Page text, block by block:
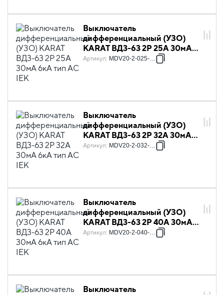
Выключатель
дифференциальный (УЗО)
KARAT ВД3-63 2P 25А 30мА
6кА тип AC IEK
Артикул: MDV20-2-025-030
Выключатель
дифференциальный (УЗО)
KARAT ВД3-63 2P 32А 30мА
6кА тип AC IEK
Артикул: MDV20-2-032-030
Выключатель
дифференциальный (УЗО)
KARAT ВД3-63 2P 40А 30мА
6кА тип AC IEK
Артикул: MDV20-2-040-030
Выключатель